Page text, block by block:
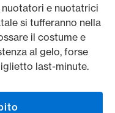
e nuotatrici
si tufferanno nella
il costume e
al gelo, forse
last-minute.